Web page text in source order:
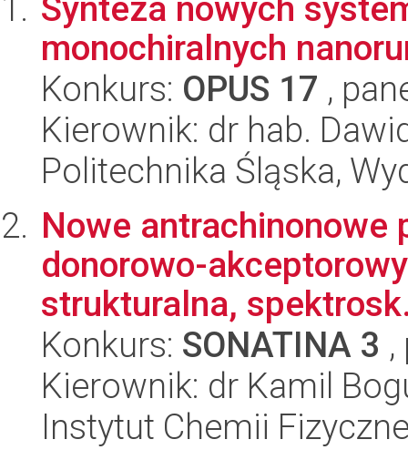
Synteza nowych
monochiralnych
Konkurs: OPUS 17 ,
Kierownik: dr hab.
Politechnika Śląska,
Nowe antrachinonowe
donorowo-
strukturalna,
Konkurs: SONATINA 3
Kierownik: dr Kamil
Instytut Chemii